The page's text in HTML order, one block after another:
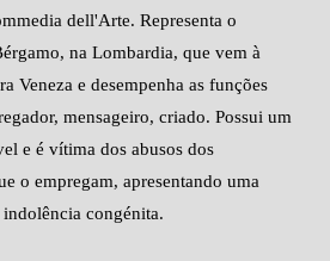
dell'Arte. Representa o
na Lombardia, que vem à
Veneza e desempenha as funções
mensageiro, criado. Possui um
e é vítima dos abusos dos
o empregam, apresentando uma
congénita.